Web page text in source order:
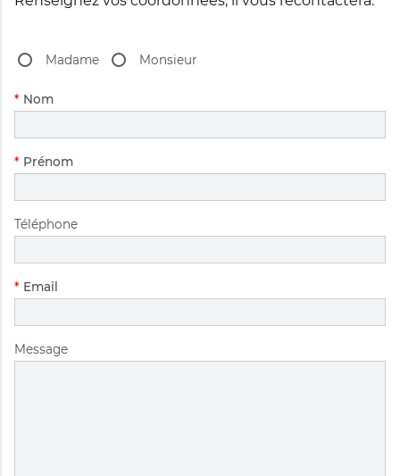
Madame Monsieur
Champ
obligatoire
Nom
*
Champ
obligatoire
Prénom
*
Téléphone
Champ
obligatoire
Email
*
Message